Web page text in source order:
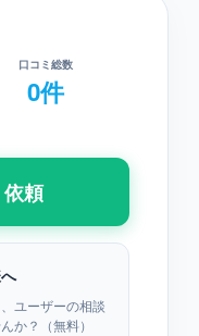
口コミ総数
0件
頼
ユーザーの相談
か？（無料）